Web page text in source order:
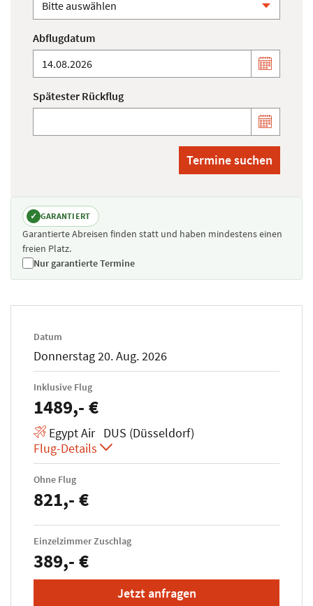
Abflugdatum
Spätester Rückflug
Termine suchen
✓ GARANTIERT
Garantierte Abreisen finden statt und haben mindestens einen
freien Platz.
Nur garantierte Termine
Datum
Donnerstag 20. Aug. 2026
Inklusive Flug
1489,- €
Egypt Air DUS (Düsseldorf)
Flug-Details
Ohne Flug
821,- €
Einzelzimmer Zuschlag
389,- €
Jetzt anfragen